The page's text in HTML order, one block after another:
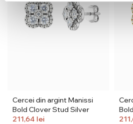
Cercei din argint Manissi
Bold Clover Stud Silver
211,64 lei